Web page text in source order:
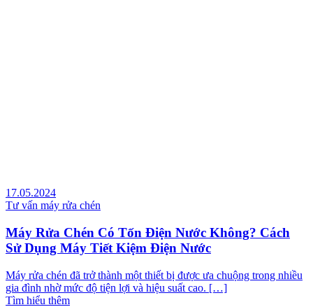
17.05.2024
Tư vấn máy rửa chén
Máy Rửa Chén Có Tốn Điện Nước Không? Cách
Sử Dụng Máy Tiết Kiệm Điện Nước
Máy rửa chén đã trở thành một thiết bị được ưa chuộng trong nhiều
gia đình nhờ mức độ tiện lợi và hiệu suất cao. […]
Tìm hiểu thêm